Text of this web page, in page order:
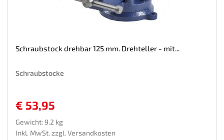
Schraubstock drehbar 125 mm. Drehteller - mit...
Schraubstocke
€ 53,95
Gewicht: 9.2 kg
Inkl. MwSt. zzgl. Versandkosten